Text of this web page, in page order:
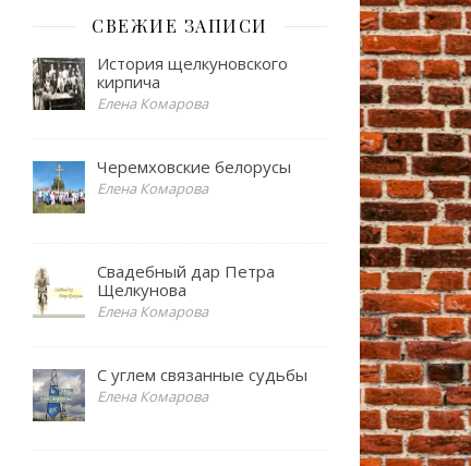
СВЕЖИЕ ЗАПИСИ
История щелкуновского
кирпича
Елена Комарова
Черемховские белорусы
Елена Комарова
Свадебный дар Петра
Щелкунова
Елена Комарова
С углем связанные судьбы
Елена Комарова